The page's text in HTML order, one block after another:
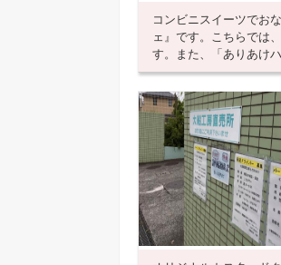
コンビニスイーツでお
ェ』です。こちらでは
す。また、「ありあけ